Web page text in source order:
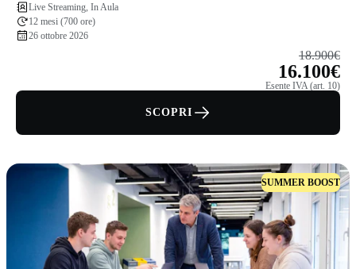
Live Streaming, In Aula
12 mesi (700 ore)
26 ottobre 2026
18.900€
16.100€
Esente IVA (art. 10)
SCOPRI
SUMMER BOOST